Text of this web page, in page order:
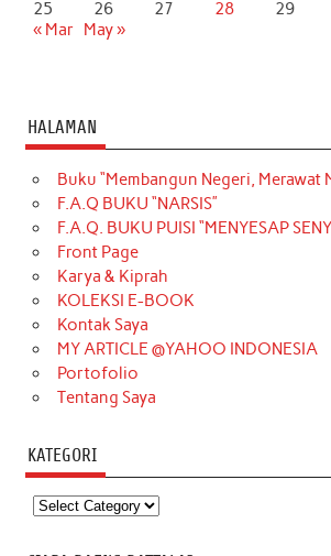
25 26 27 28 29
« Mar
May »
HALAMAN
Buku “Membangun Negeri, Merawat
F.A.Q BUKU “NARSIS”
F.A.Q. BUKU PUISI “MENYESAP
Front Page
Karya & Kiprah
KOLEKSI E-BOOK
Kontak Saya
MY ARTICLE @YAHOO INDONESIA
Portofolio
Tentang Saya
KATEGORI
Kategori